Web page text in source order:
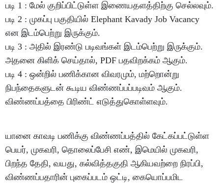
படி 1 : மேல் குறிப்பிட்டுள்ள இணையதளத்திற்கு செல்லவும்.
படி 2 : முகப்பு பகுதியில் Elephant Kavady Job Vacancy
என இடம்பெற்று இருக்கும்.
படி 3 : அதில் இரண்டு படிவங்கள் இடம்பெற்று இருக்கும்.
அதனை கிளிக் செய்தால், PDF பதவிறக்கம் ஆகும்.
படி 4 : ஒன்றில் பணிக்கான விவரமும், மற்றொன்று
நிபந்தைகளுடன் கூடிய விண்ணப்பப்படிவம் ஆகும்.
விண்ணப்பத்தை பிரிண்ட் எடுத்துகொள்ளவும்.
யானை காவடி பணிக்கு விண்ணப்பத்தில் கேட்கப்பட்டுள்ள
பெயர், முகவரி, தொலைப்பேசி எண், இமெயில் முகவரி,
பிறந்த தேதி, வயது, கல்வித்தகுதி ஆகியவற்றை நிரப்பி,
விண்ணப்பதாரின் புகைப்படம் ஒட்டி, கையொப்பமிட